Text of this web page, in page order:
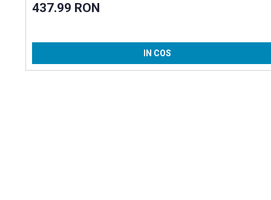
437.99 RON
IN COS